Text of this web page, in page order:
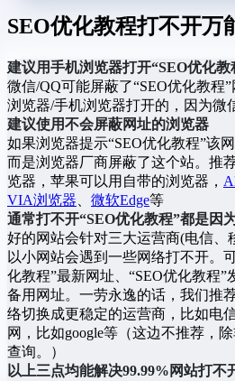
SEO优化教程打不开万
建议用手机浏览器打开“SEO优化教
微信/QQ可能屏蔽了“SEO优化教程
浏览器/手机浏览器打开的，因为微
建议使用不会屏蔽网址的浏览器
如果浏览器提示“SEO优化教程”该
而是浏览器厂商屏蔽了这个站。推
览器，苹果可以用自带的浏览器，
VIA浏览器
微软Edge等
通常打不开“SEO优化教程”都是因
好的网站会针对三大运营商(电信、
以小网站会遇到一些网络打不开。
化教程”最新网址、“SEO优化教程”
备用网址。一劳永逸的话，我们推
络切换成更稳定的运营商，比如电
网，比如google等（这边不推荐，
查询。）
以上三点均能解决99.99%网站打不